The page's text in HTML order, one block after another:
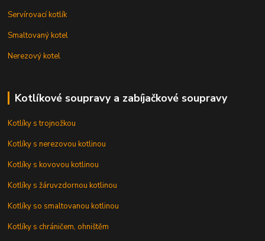
Servírovací kotlík
Smaltovaný kotel
Nerezový kotel
Kotlíkové soupravy a zabíjačkové soupravy
Kotlíky s trojnožkou
Kotlíky s nerezovou kotlinou
Kotlíky s kovovou kotlinou
Kotlíky s žáruvzdornou kotlinou
Kotlíky so smaltovanou kotlinou
Kotlíky s chráničem, ohništěm